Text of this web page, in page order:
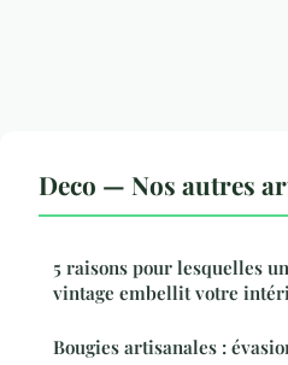
Deco — Nos autres
5 raisons pour lesquelles
vintage embellit votre
Bougies artisanales :